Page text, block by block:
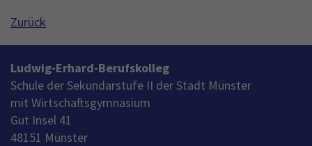
Zurück
Ludwig-Erhard-Berufskolleg
Schule der Sekundarstufe II der Stadt Münster
mit Wirtschaftsgymnasium
Gut Insel 41
48151 Münster
Name
Anbieter Google Analytics
Laufzeit 1 Jahr
This cookie is installed by Google Analytics.